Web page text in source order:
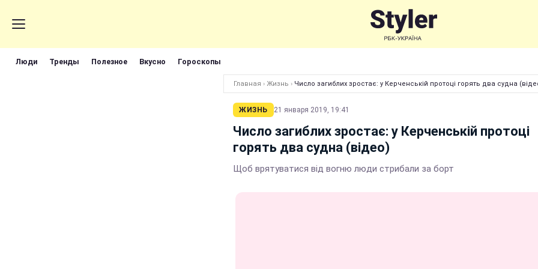
Люди Тренды Полезное Вкусно Гороскопы
Главная › Жизнь › Число загиблих зростає: у Керченській протоці горять два судна
ЖИЗНЬ 21 января 2019, 19:41
Число загиблих зростає: у Керченській протоці
горять два судна (відео)
Щоб врятуватися від вогню люди стрибали за борт